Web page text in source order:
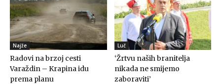
Najže
Radovi na brzoj cesti
Varaždin – Krapina idu
prema planu
Luč
‘Žrtvu naših branitelja
nikada ne smijemo
zaboraviti’